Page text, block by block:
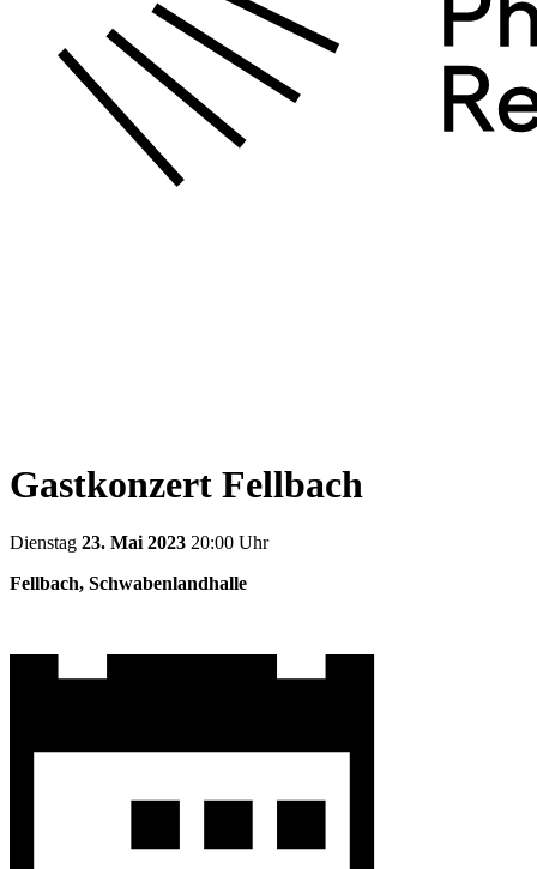
Gastkonzert Fellbach
Dienstag 23. Mai 2023 20:00 Uhr
Fellbach, Schwabenlandhalle